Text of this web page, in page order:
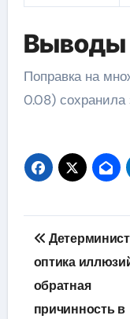
Выводы
Поправка на
0.08) сохранила
по
записям
оптика
обратная
причинность в